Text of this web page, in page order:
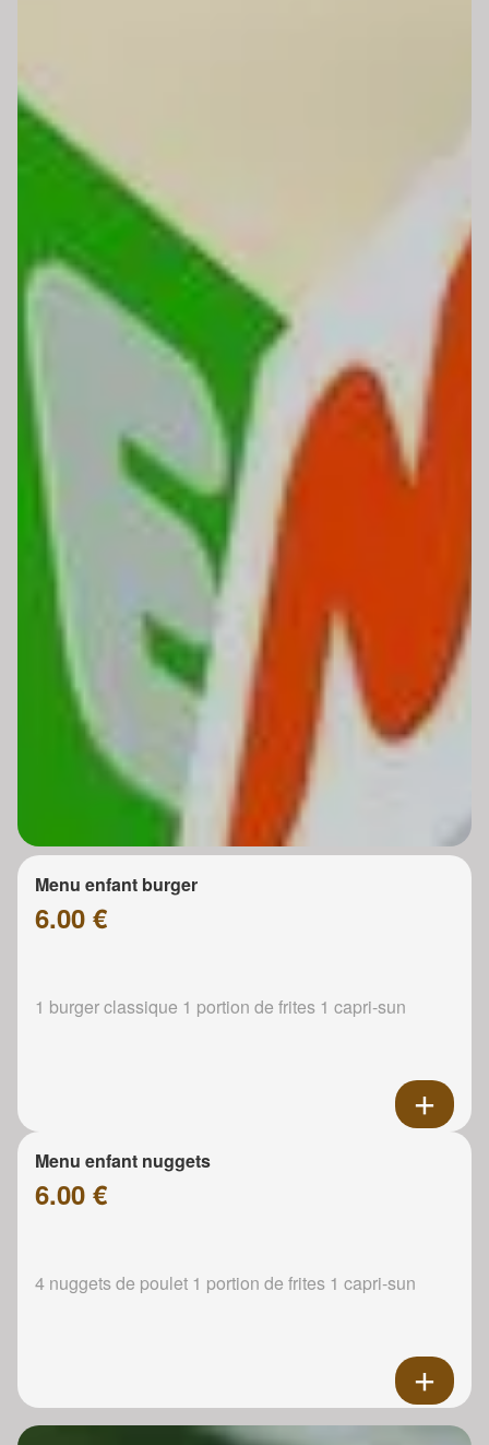
Menu enfant burger
6.00 €
1 burger classique 1 portion de frites 1 capri-sun
Menu enfant nuggets
6.00 €
4 nuggets de poulet 1 portion de frites 1 capri-sun